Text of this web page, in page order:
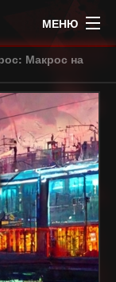
МЕНЮ
Макрос на